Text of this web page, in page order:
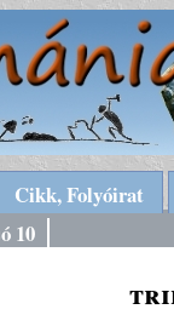
Cikk, Folyóirat
10